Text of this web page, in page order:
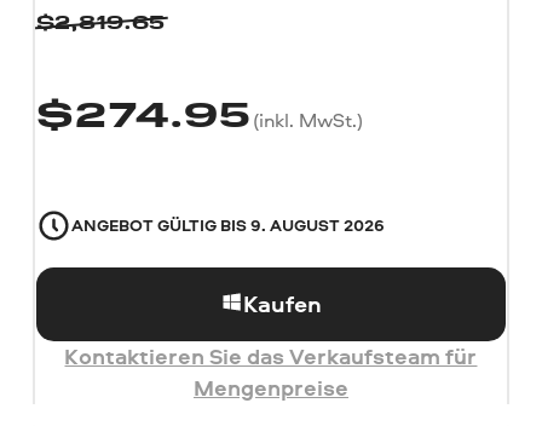
$2,819.65
$274.95(inkl. MwSt.)
ANGEBOT GÜLTIG BIS9. AUGUST 2026
Kaufen
Kontaktieren Sie das Verkaufsteam für
Mengenpreise